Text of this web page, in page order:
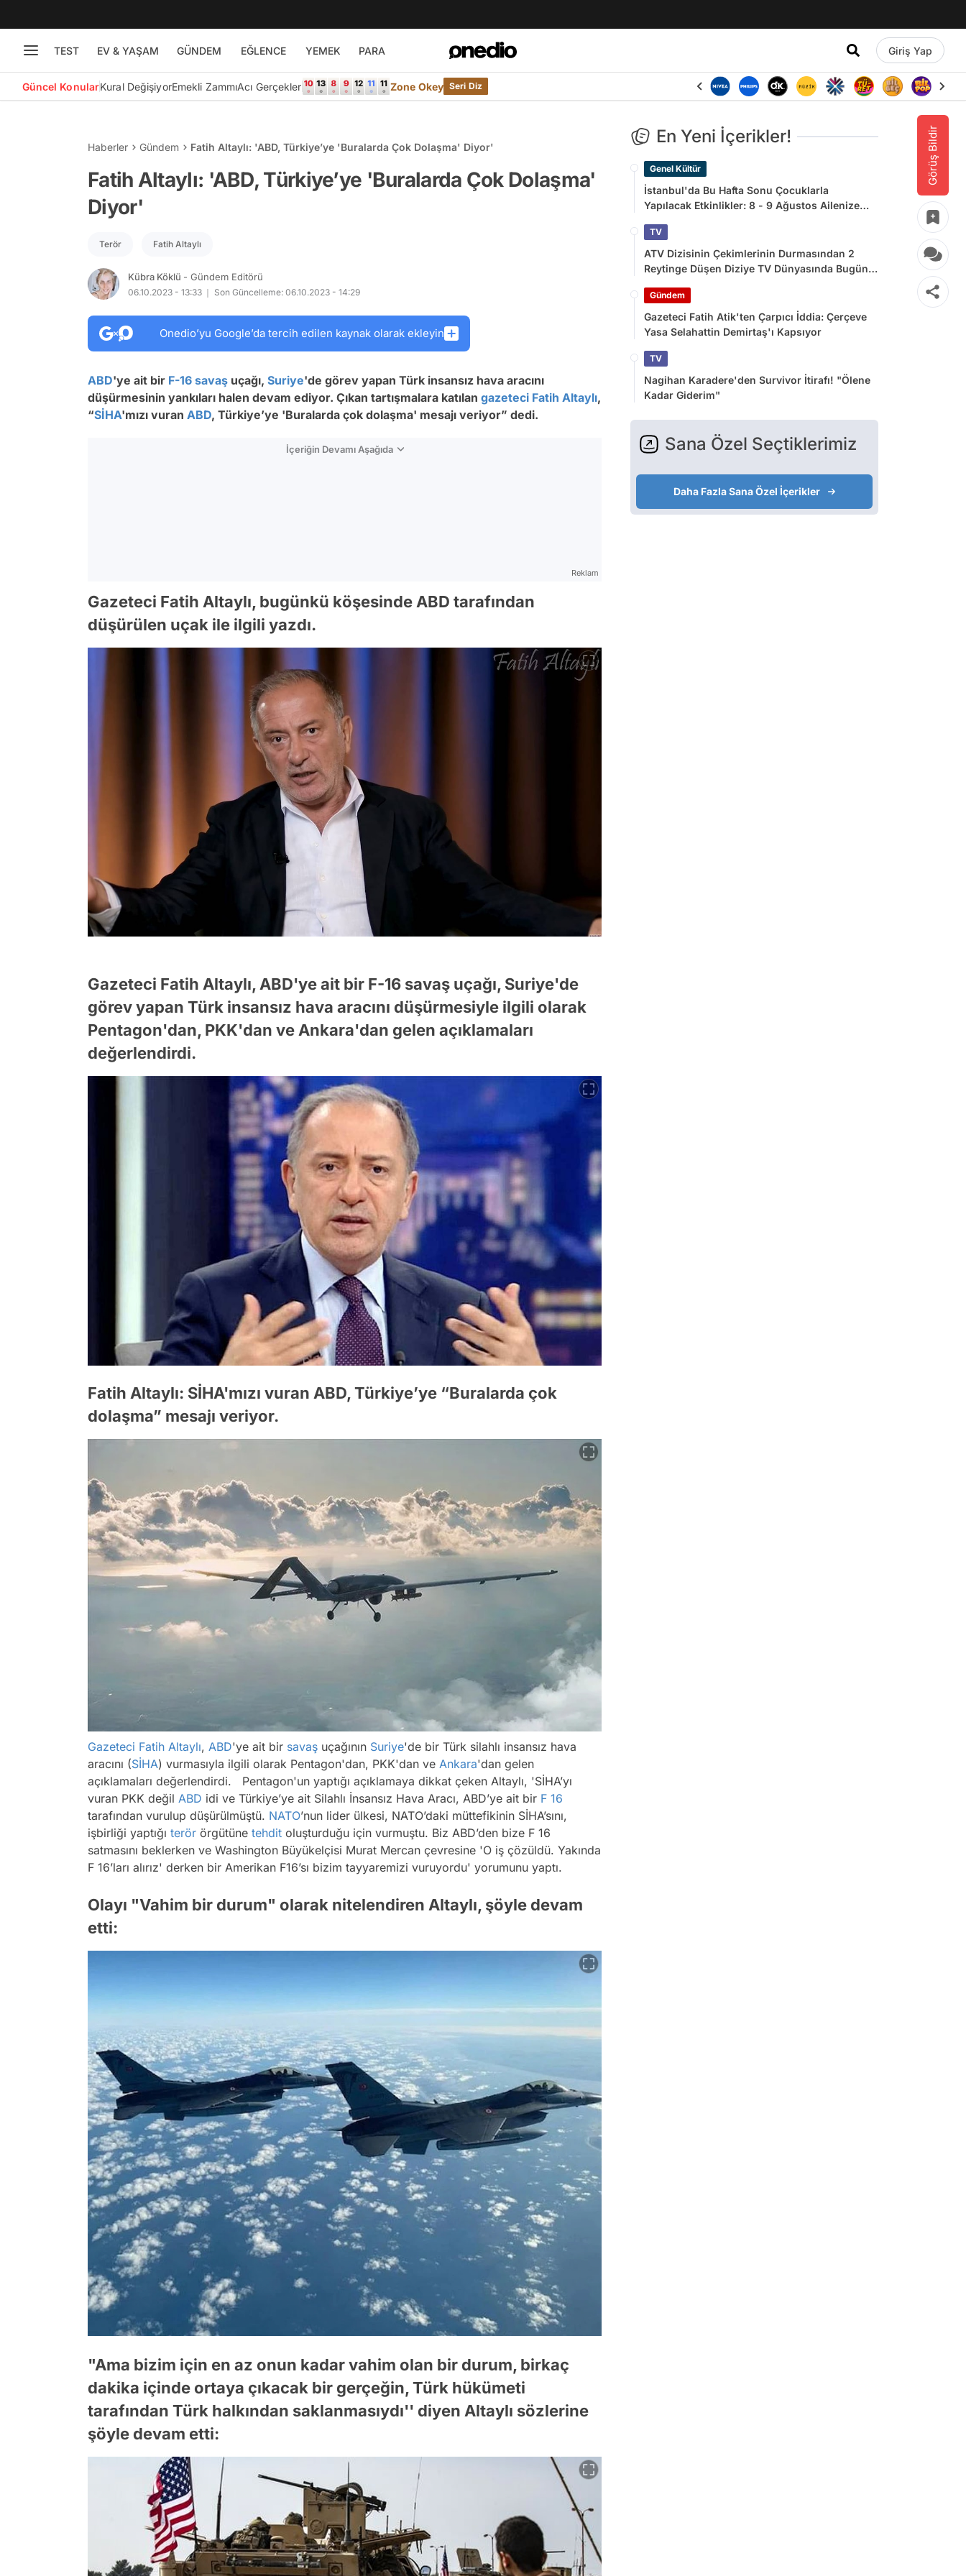
TEST EV & YAŞAM GÜNDEM EĞLENCE YEMEK PARA Giriş Yap
Güncel KonularKural DeğişiyorEmekli ZammıAcı Gerçekler Zone Okey Seri Diz
Görüş Bildir
Haberler Gündem Fatih Altaylı: 'ABD, Türkiye’ye 'Buralarda Çok Dolaşma' Diyor'
Fatih Altaylı: 'ABD, Türkiye’ye 'Buralarda Çok Dolaşma'
Diyor'
Terör Fatih Altaylı
Kübra Köklü - Gündem Editörü
06.10.2023 - 13:33 Son Güncelleme: 06.10.2023 - 14:29
Onedio’yu Google’da tercih edilen kaynak olarak ekleyin
ABD'ye ait bir F-16 savaş uçağı, Suriye'de görev yapan Türk insansız hava aracını
düşürmesinin yankıları halen devam ediyor. Çıkan tartışmalara katılan gazeteci Fatih Altaylı,
“SİHA'mızı vuran ABD, Türkiye’ye 'Buralarda çok dolaşma' mesajı veriyor” dedi.
İçeriğin Devamı Aşağıda
Reklam
Gazeteci Fatih Altaylı, bugünkü köşesinde ABD tarafından
düşürülen uçak ile ilgili yazdı.
Gazeteci Fatih Altaylı, ABD'ye ait bir F-16 savaş uçağı, Suriye'de
görev yapan Türk insansız hava aracını düşürmesiyle ilgili olarak
Pentagon'dan, PKK'dan ve Ankara'dan gelen açıklamaları
değerlendirdi.
Fatih Altaylı: SİHA'mızı vuran ABD, Türkiye’ye “Buralarda çok
dolaşma” mesajı veriyor.
Gazeteci Fatih Altaylı, ABD'ye ait bir savaş uçağının Suriye'de bir Türk silahlı insansız hava
aracını (SİHA) vurmasıyla ilgili olarak Pentagon'dan, PKK'dan ve Ankara'dan gelen
açıklamaları değerlendirdi. Pentagon'un yaptığı açıklamaya dikkat çeken Altaylı, 'SİHA’yı
vuran PKK değil ABD idi ve Türkiye’ye ait Silahlı İnsansız Hava Aracı, ABD’ye ait bir F 16
tarafından vurulup düşürülmüştü. NATO’nun lider ülkesi, NATO’daki müttefikinin SİHA’sını,
işbirliği yaptığı terör örgütüne tehdit oluşturduğu için vurmuştu. Biz ABD’den bize F 16
satmasını beklerken ve Washington Büyükelçisi Murat Mercan çevresine 'O iş çözüldü. Yakında
F 16’ları alırız' derken bir Amerikan F16’sı bizim tayyaremizi vuruyordu' yorumunu yaptı.
Olayı "Vahim bir durum" olarak nitelendiren Altaylı, şöyle devam
etti:
"Ama bizim için en az onun kadar vahim olan bir durum, birkaç
dakika içinde ortaya çıkacak bir gerçeğin, Türk hükümeti
tarafından Türk halkından saklanmasıydı'' diyen Altaylı sözlerine
şöyle devam etti:
En Yeni İçerikler!
Genel Kültür
İstanbul'da Bu Hafta Sonu Çocuklarla
Yapılacak Etkinlikler: 8 - 9 Ağustos Ailenize
TV
ATV Dizisinin Çekimlerinin Durmasından 2
Reytinge Düşen Diziye TV Dünyasında Bugün
Gündem
Gazeteci Fatih Atik'ten Çarpıcı İddia: Çerçeve
Yasa Selahattin Demirtaş'ı Kapsıyor
TV
Nagihan Karadere'den Survivor İtirafı! "Ölene
Kadar Giderim"
Sana Özel Seçtiklerimiz
Daha Fazla Sana Özel İçerikler